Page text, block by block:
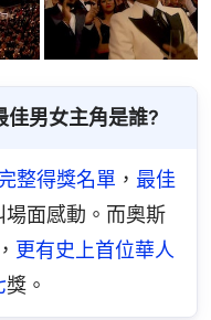
男女主角是誰?
整得獎名單 ， 最佳
場面感動。而奧斯
更有史上首位華人
獎。